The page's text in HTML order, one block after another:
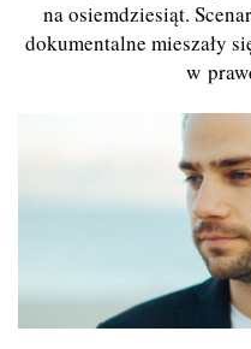
na osiemdziesiąt.
dokumentalne mieszały
w